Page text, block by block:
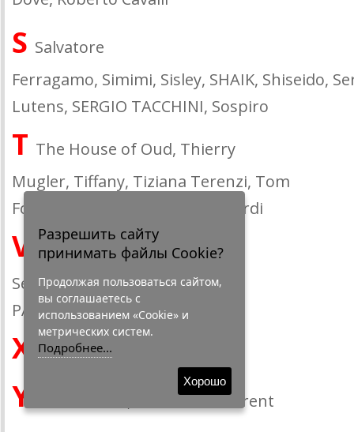
S Salvatore
Ferragamo, Simimi, Sisley, SHAIK, Shiseido,
Lutens, SERGIO TACCHINI, Sospiro
T The House of Oud, Thierry
Mugler, Tiffany, Tiziana Terenzi, Tom
Ford, Thomas Kosmala, Trussardi
V
Valentino, Vanille, Victoria`s
Secret, VILHELM
PARFUMERIE, Versace, Vertus
X Xerjoff
Y Yves Roches, Yves Saint Laurent
Разрешить сайту
принимать файлы Cookie?
Продолжая пользоваться сайтом,
вы соглашаетесь с
использованием «Cookie» и
метрических систем.
Подробнее...
Хорошо